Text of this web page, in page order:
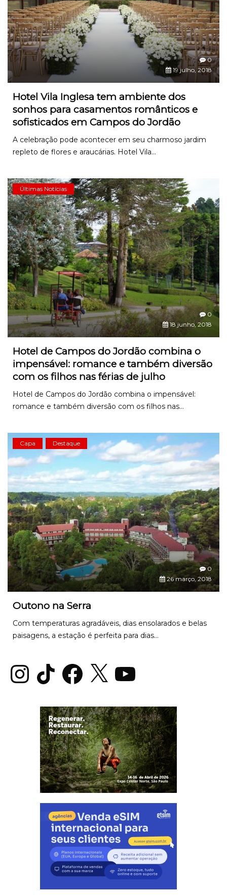
0
19 julho, 2018
Hotel Vila Inglesa tem ambiente dos
sonhos para casamentos românticos e
sofisticados em Campos do Jordão
A celebração pode acontecer em seu charmoso jardim
repleto de flores e araucárias. Hotel Vila...
Últimas Notícias
0
18 junho, 2018
Hotel de Campos do Jordão combina o
impensável: romance e também diversão
com os filhos nas férias de julho
Hotel de Campos do Jordão combina o impensável:
romance e também diversão com os filhos nas...
Capa Destaque
0
26 março, 2018
Outono na Serra
Com temperaturas agradáveis, dias ensolarados e belas
paisagens, a estação é perfeita para dias...
InstagramTikTok Facebook
X YouTube